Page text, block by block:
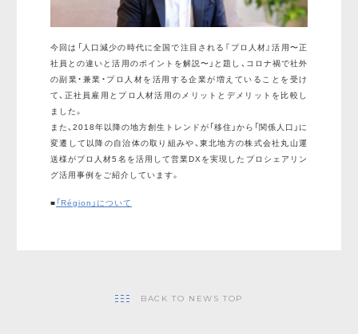
今回は「人口減少の時代に全国で注目される『プロ人材』活用〜正
社員との違いと活用のポイントを解説〜」と題し、コロナ禍で社外
の副業・兼業・プロ人材を活用する企業が増えていることを受け
て、正社員雇用とプロ人材活用のメリットとデメリットを比較し
ました。
また、2018年以降の地方創生トレンドが「移住」から「関係人口」に
変遷して以降の自治体の取り組みや、東北地方の株式会社丸山運
送様がプロ人材5名を活用して営業DXを実現したプロシェアリン
グ活用事例をご紹介しています。
■ 「Région」について
BACK TO NEWS TOP